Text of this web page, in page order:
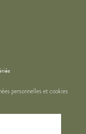
personnelles et cookies